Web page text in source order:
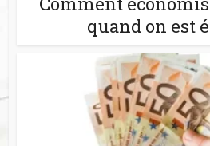
quand on est